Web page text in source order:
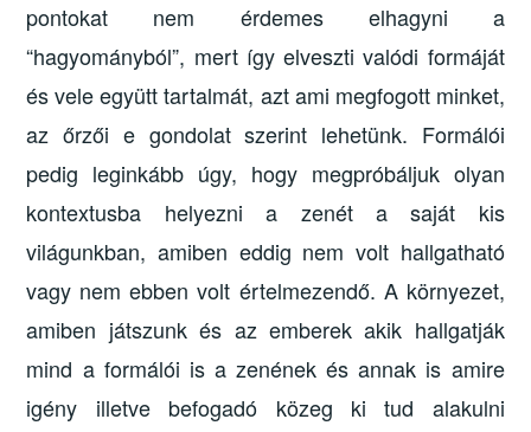
pontokat nem érdemes elhagyni a
“hagyományból”, mert így elveszti valódi formáját
és vele együtt tartalmát, azt ami megfogott minket,
az őrzői e gondolat szerint lehetünk. Formálói
pedig leginkább úgy, hogy megpróbáljuk olyan
kontextusba helyezni a zenét a saját kis
világunkban, amiben eddig nem volt hallgatható
vagy nem ebben volt értelmezendő. A környezet,
amiben játszunk és az emberek akik hallgatják
mind a formálói is a zenének és annak is amire
igény illetve befogadó közeg ki tud alakulni